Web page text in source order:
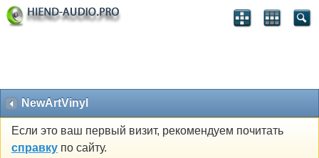
NewArtVinyl
Если это ваш первый визит, рекомендуем почитать
справку по сайту.